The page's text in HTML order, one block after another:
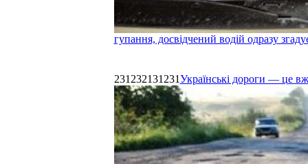
гупання, досвідчений водій одразу
231232131231Українські дороги — це